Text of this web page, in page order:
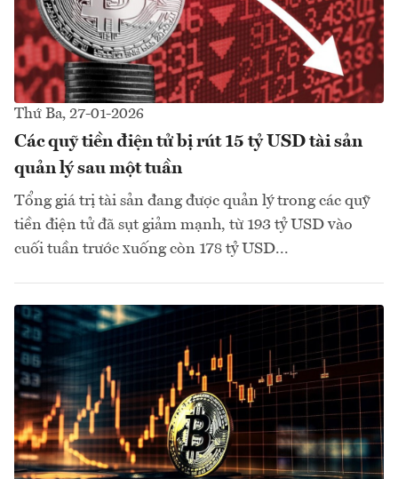
Thứ Ba, 27-01-2026
Các quỹ tiền điện tử bị rút 15 tỷ USD tài sản
quản lý sau một tuần
Tổng giá trị tài sản đang được quản lý trong các quỹ
tiền điện tử đã sụt giảm mạnh, từ 193 tỷ USD vào
cuối tuần trước xuống còn 178 tỷ USD...